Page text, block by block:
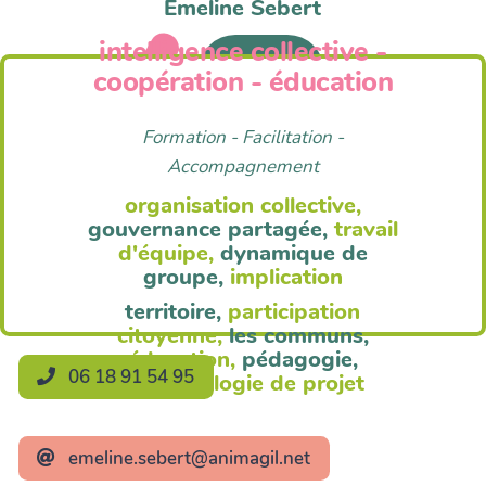
Anim'Agil
Emeline Sebert
intelligence collective -
coopération - éducation
Formation - Facilitation -
Accompagnement
organisation collective,
gouvernance partagée, travail
d'équipe, dynamique de
groupe, implication
territoire, participation
citoyenne, les communs,
éducation, pédagogie,
méthodologie de projet
06 18 91 54 95
emeline.sebert@animagil.net